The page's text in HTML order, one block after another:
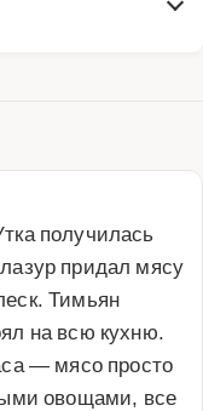
получилась
придал мясу
Тимьян
на всю кухню.
— мясо просто
овощами, все